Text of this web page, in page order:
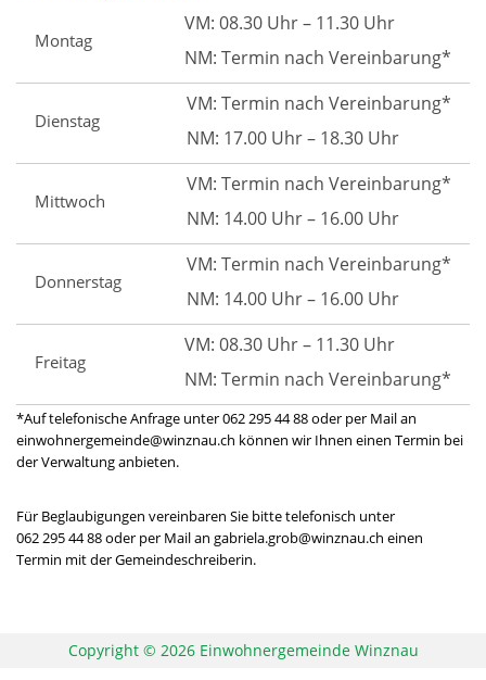
Montag
VM: 08.30 Uhr – 11.30 Uhr
NM: Termin nach Vereinbarung*
Dienstag
VM: Termin nach Vereinbarung*
NM: 17.00 Uhr – 18.30 Uhr
Mittwoch
VM: Termin nach Vereinbarung*
NM: 14.00 Uhr – 16.00 Uhr
Donnerstag
VM: Termin nach Vereinbarung*
NM: 14.00 Uhr – 16.00 Uhr
Freitag
VM: 08.30 Uhr – 11.30 Uhr
NM: Termin nach Vereinbarung*
*Auf telefonische Anfrage unter 062 295 44 88 oder per Mail an
einwohnergemeinde@winznau.ch können wir Ihnen einen Termin bei
der Verwaltung anbieten.
Für Beglaubigungen vereinbaren Sie bitte telefonisch unter
062 295 44 88 oder per Mail an gabriela.grob@winznau.ch einen
Termin mit der Gemeindeschreiberin.
Copyright © 2026 Einwohnergemeinde Winznau